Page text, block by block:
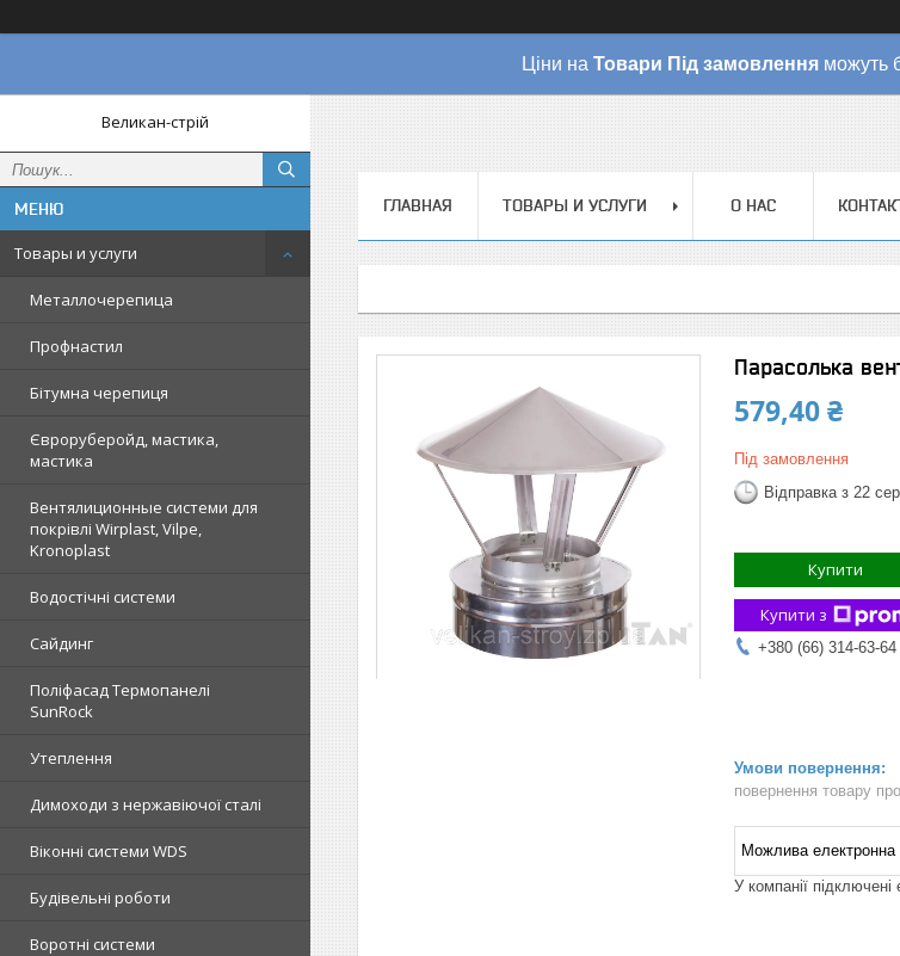
Ціни на Товари Під замовлення можуть
Великан-стрій
Товары и услуги
Металлочерепица
Профнастил
Бітумна черепиця
Євроруберойд, мастика,
мастика
Вентялиционные системи для
покрівлі Wirplast, Vilpe,
Kronoplast
Водостічні системи
Сайдинг
Поліфасад Термопанелі
SunRock
Утеплення
Димоходи з нержавіючої сталі
Віконні системи WDS
Будівельні роботи
Воротні системи
ГЛАВНАЯ ТОВАРЫ И УСЛУГИ О НАС
Парасолька
579,40 ₴
Під замовлення
Відправка з 22
Купити
Купити з
+380 (66) 314-63-64
повернення товару
У компанії